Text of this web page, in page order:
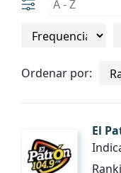
Ordenar por:
El